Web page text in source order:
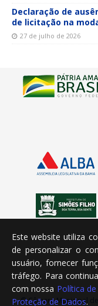
Declaração de
de licitação na
27 de julho de 2026
© Câmara Municipal
Este website utiliza
de personalizar o
usuário, fornecer
tráfego. Para
com nossa Política
Proteção de Dados.